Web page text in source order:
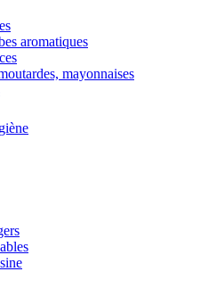
aromatiques
mayonnaises